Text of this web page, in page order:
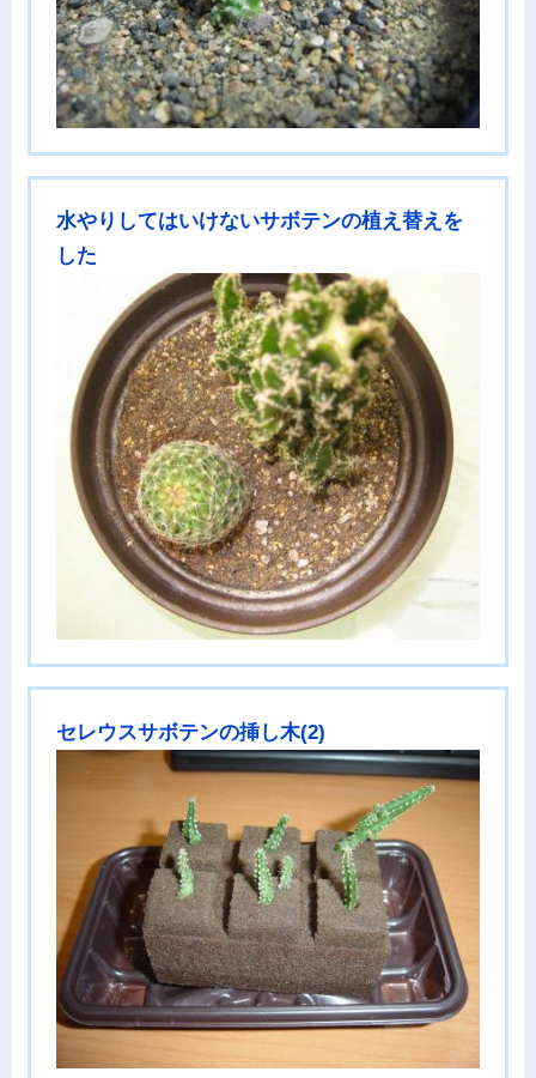
水やりしてはいけないサボテンの植え替えを
した
セレウスサボテンの挿し木(2)